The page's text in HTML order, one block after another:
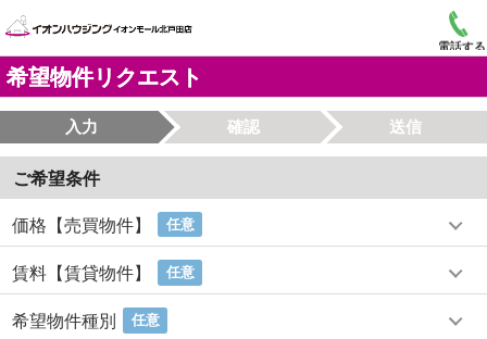
電話する
希望物件リクエスト
入力 確認 送信
ご希望条件
価格【売買物件】 任意
賃料【賃貸物件】 任意
希望物件種別 任意